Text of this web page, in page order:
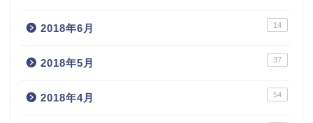
2018年6月 14
2018年5月 37
2018年4月 54